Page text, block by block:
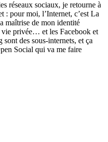
réseaux sociaux, je retourne à
: pour moi, l’Internet, c’est La
maîtrise de mon identité
vie privée… et les Facebook et
des sous-internets, et ça
Social qui va me faire